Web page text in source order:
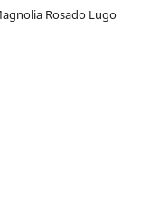
Rosado Lugo